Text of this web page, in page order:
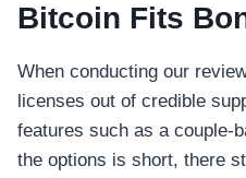
Bitcoin Fits
When conducting our
licenses out of credible
features such as a couple-
the options is short, there